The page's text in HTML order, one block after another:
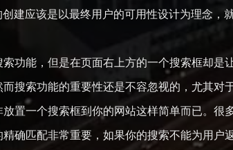
建应该是以最终用户的可用性设计为理念，
功能，但是在页面右上方的一个搜索框却
搜索功能的重要性还是不容忽视的，尤其对
置一个搜索框到你的网站这样简单而已。
确匹配非常重要，如果你的搜索不能为用